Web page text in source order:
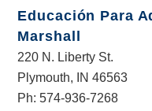
Educación Para
Marshall
220 N. Liberty St.
Plymouth, IN 46563
Ph: 574-936-7268